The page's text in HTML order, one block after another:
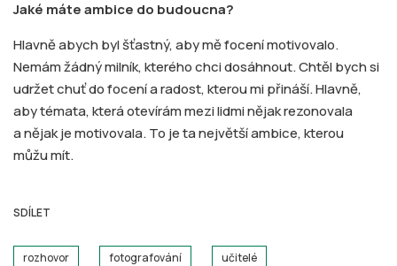
Jaké máte ambice do budoucna?
Hlavně abych byl šťastný, aby mě focení motivovalo.
Nemám žádný milník, kterého chci dosáhnout. Chtěl bych si
udržet chuť do focení a radost, kterou mi přináší. Hlavně,
aby témata, která otevírám mezi lidmi nějak rezonovala
a nějak je motivovala. To je ta největší ambice, kterou
můžu mít.
SDÍLET
rozhovor fotografování učitelé